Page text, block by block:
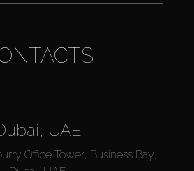
UAE
Office Tower, Business Bay,